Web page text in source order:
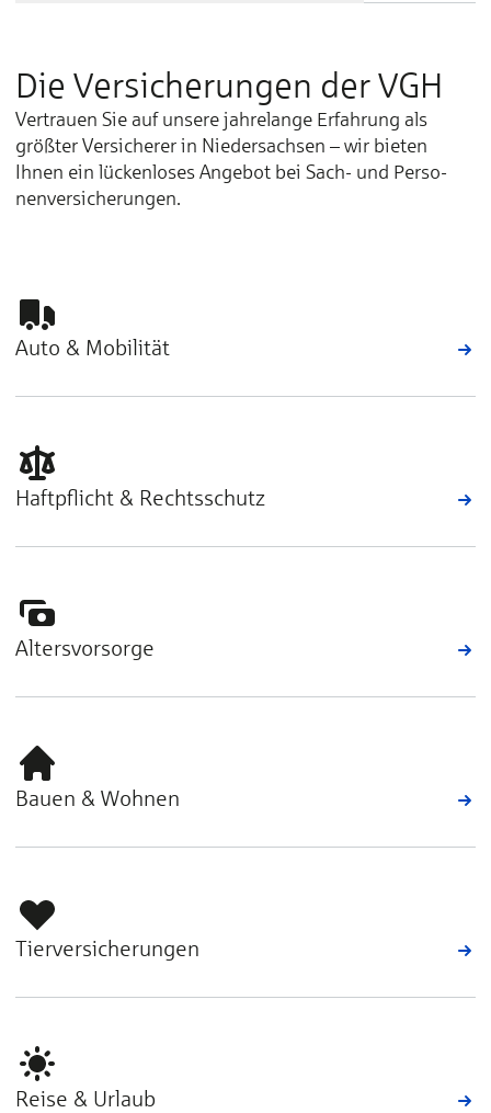
Die Versicherungen der VGH
Vertrauen Sie auf unsere jahrelange Erfahrung als
größter Ver­sicherer in Nie­der­sachsen – wir bie­ten
Ihnen ein lücken­loses An­ge­bot bei Sach- und Per­so­
nen­ver­sicherungen.
Auto & Mobilität
Haftpflicht & Rechtsschutz
Altersvorsorge
Bauen & Wohnen
Tierversicherungen
Reise & Urlaub